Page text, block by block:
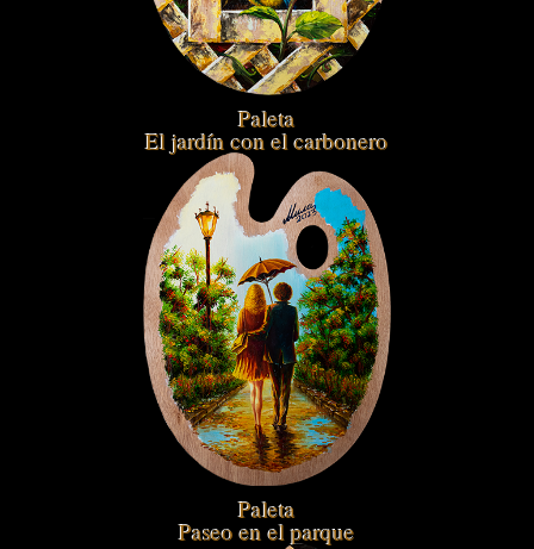
Paleta
El jardín con el carbonero
Paleta
Paseo en el parque